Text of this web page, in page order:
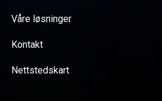
Våre løsninger
Kontakt
Nettstedskart